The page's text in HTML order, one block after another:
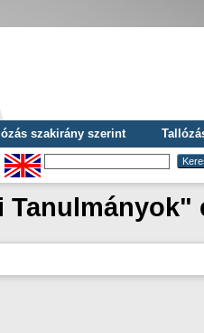
szakirány szerint